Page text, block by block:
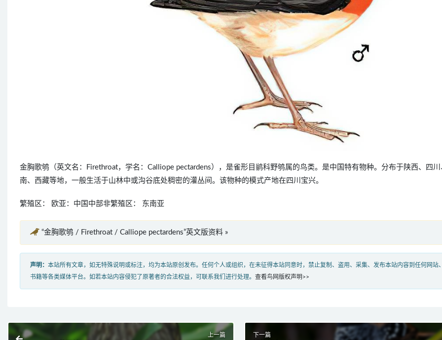
金胸歌鸲（英文名：Firethroat，学名：Calliope pectardens），是雀形目鹟科野鸲属的鸟类。是中国特有物种。分布于陕西、四川
南、西藏等地，一般生活于山林中或沟谷底处稠密的灌丛间。该物种的模式产地在四川宝兴。
繁殖区： 欧亚：中国中部非繁殖区： 东南亚
“金胸歌鸲 / Firethroat / Calliope pectardens”英文版资料 »
声明： 本站所有文章，如无特殊说明或标注，均为本站原创发布。任何个人或组织，在未征得本站同意时，禁止复制、盗用、采集、发布本站内容到任何网站
书籍等各类媒体平台。如若本站内容侵犯了原著者的合法权益，可联系我们进行处理。 查看鸟网版权声明>>
上一篇 下一篇